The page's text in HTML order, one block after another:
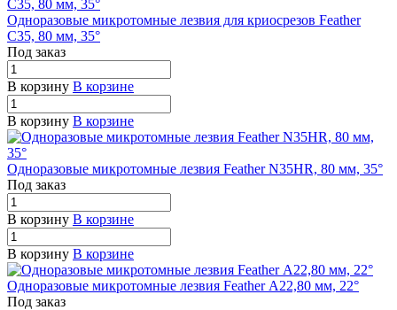
Одноразовые микротомные лезвия для криосрезов Feather
С35, 80 мм, 35°
Под заказ
В корзину В корзине
В корзину В корзине
Одноразовые микротомные лезвия Feather N35HR, 80 мм, 35°
Под заказ
В корзину В корзине
В корзину В корзине
Одноразовые микротомные лезвия Feather А22,80 мм, 22°
Под заказ